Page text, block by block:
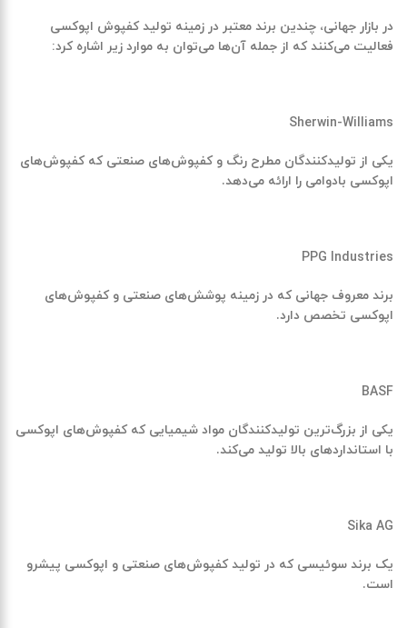
در بازار جهانی، چندین برند معتبر در زمینه تولیدکفپوش اپوکسی
فعالیت می‌کنند که از جمله آن‌ها می‌توان به موارد زیر اشاره کرد:
Sherwin-Williams
یکی از تولیدکنندگان مطرح رنگ و کفپوش‌های صنعتی کهکفپوش‌های
اپوکسی بادوامی را ارائه می‌دهد.
PPG Industries
برند معروف جهانی که در زمینه پوشش‌های صنعتی وکفپوش‌های
اپوکسی تخصص دارد.
BASF
یکی از بزرگ‌ترین تولیدکنندگان مواد شیمیایی کهکفپوش‌های اپوکسی
با استانداردهای بالا تولید می‌کند.
Sika AG
یک برند سوئیسی که در تولید کفپوش‌های صنعتی و اپوکسی پیشرو
است.